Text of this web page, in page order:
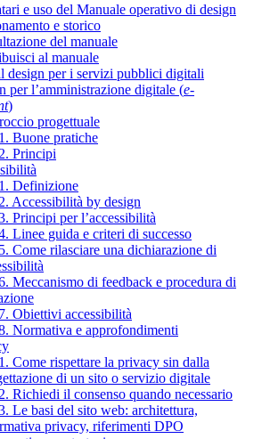
e uso del Manuale operativo di design
e storico
del manuale
al manuale
design per i servizi pubblici digitali
per l’amministrazione digitale (e-
)
progettuale
Buone pratiche
Principi
Definizione
Accessibilità by design
Principi per l’accessibilità
Linee guida e criteri di successo
Come rilasciare una dichiarazione di
Meccanismo di feedback e procedura di
Obiettivi accessibilità
Normativa e approfondimenti
Come rispettare la privacy sin dalla
di un sito o servizio digitale
Richiedi il consenso quando necessario
Le basi del sito web: architettura,
privacy, riferimenti DPO